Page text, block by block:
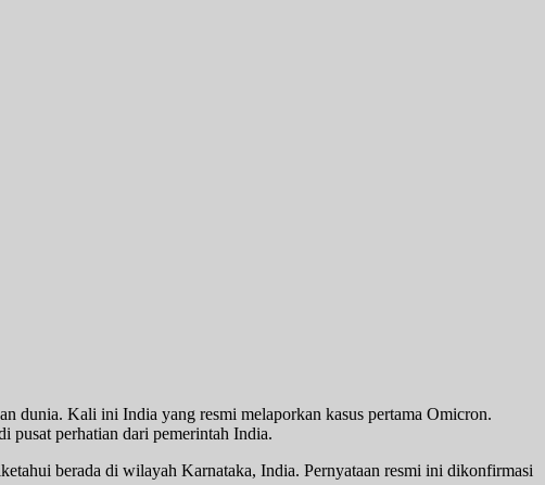
dunia. Kali ini India yang resmi melaporkan kasus pertama Omicron.
pusat perhatian dari pemerintah India.
berada di wilayah Karnataka, India. Pernyataan resmi ini dikonfirmasi